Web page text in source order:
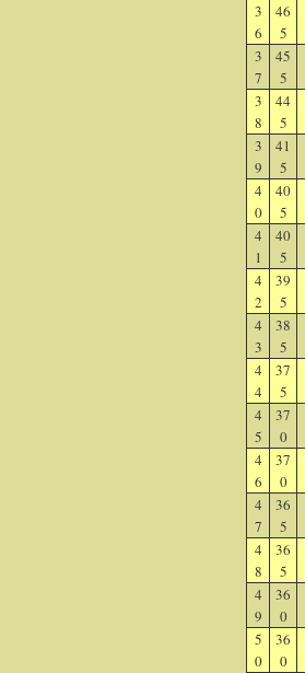
3
6
46
5
3
7
45
5
3
8
44
5
3
9
41
5
4
0
40
5
4
1
40
5
4
2
39
5
4
3
38
5
4
4
37
5
4
5
37
0
4
6
37
0
4
7
36
5
4
8
36
5
4
9
36
0
5
0
36
0